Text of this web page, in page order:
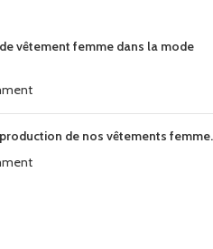
vêtement femme dans la mode
de nos vêtements femme.